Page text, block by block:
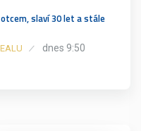
slaví 30 let a stále
dnes 9:50